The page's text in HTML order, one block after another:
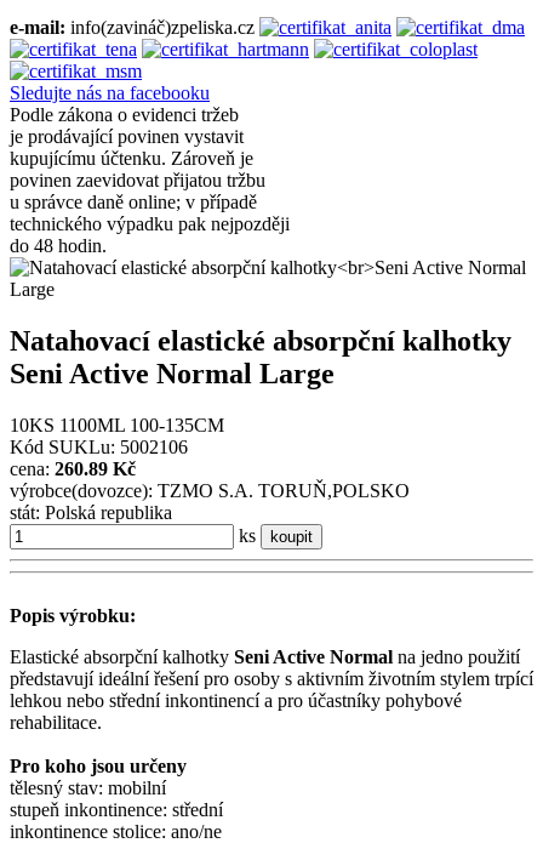
e-mail: info(zavináč)zpeliska.cz
Sledujte nás na facebooku
Podle zákona o evidenci tržeb
je prodávající povinen vystavit
kupujícímu účtenku. Zároveň je
povinen zaevidovat přijatou tržbu
u správce daně online; v případě
technického výpadku pak nejpozději
do 48 hodin.
Natahovací elastické absorpční kalhotky
Seni Active Normal Large
10KS 1100ML 100-135CM
Kód SUKLu: 5002106
cena: 260.89 Kč
výrobce(dovozce): TZMO S.A. TORUŇ,POLSKO
stát: Polská republika
ks
koupit
Popis výrobku:
Elastické absorpční kalhotky Seni Active Normal na jedno použití
představují ideální řešení pro osoby s aktivním životním stylem trpící
lehkou nebo střední inkontinencí a pro účastníky pohybové
rehabilitace.
Pro koho jsou určeny
tělesný stav: mobilní
stupeň inkontinence: střední
inkontinence stolice: ano/ne